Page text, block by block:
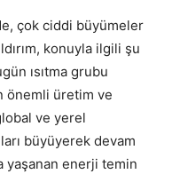
çok ciddi büyümeler
konuyla ilgili şu
ısıtma grubu
önemli üretim ve
ve yerel
büyüyerek devam
yaşanan enerji temin